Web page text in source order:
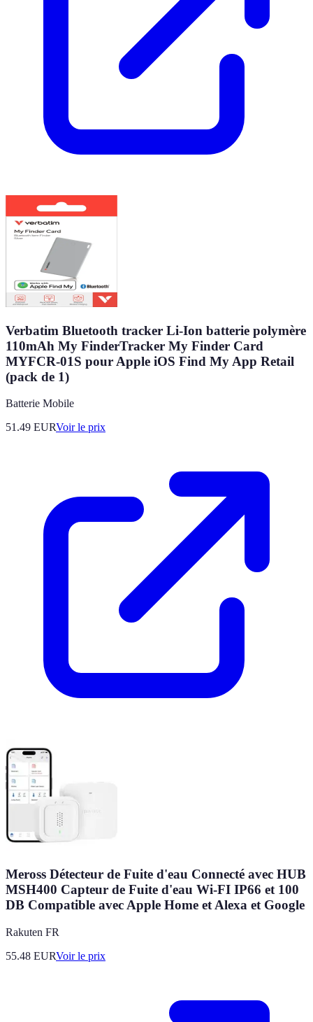
Verbatim Bluetooth tracker Li-Ion batterie polymère
110mAh My FinderTracker My Finder Card
MYFCR-01S pour Apple iOS Find My App Retail
(pack de 1)
Batterie Mobile
51.49 EURVoir le prix
Meross Détecteur de Fuite d'eau Connecté avec HUB
MSH400 Capteur de Fuite d'eau Wi-FI IP66 et 100
DB Compatible avec Apple Home et Alexa et Google
Rakuten FR
55.48 EURVoir le prix